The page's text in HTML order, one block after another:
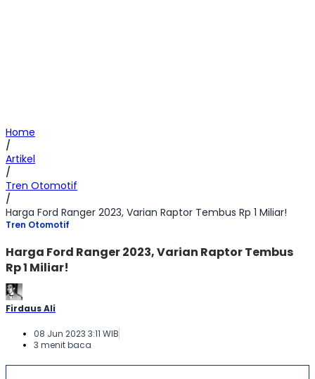
Home
/
Artikel
/
Tren Otomotif
/
Harga Ford Ranger 2023, Varian Raptor Tembus Rp 1 Miliar!
Tren Otomotif
Harga Ford Ranger 2023, Varian Raptor Tembus
Rp 1 Miliar!
Firdaus Ali
08 Jun 2023 3:11 WIB
3 menit baca